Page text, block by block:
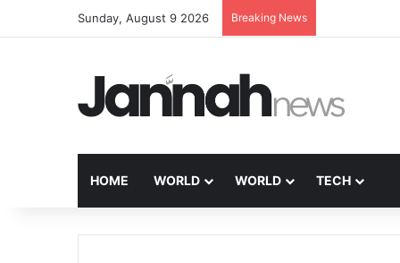
Sunday, August 9 2026 Breaking News
HOME WORLD WORLD TECH